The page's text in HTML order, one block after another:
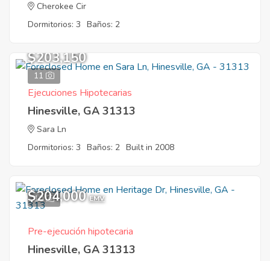
Cherokee Cir
Dormitorios: 3 Baños: 2
11
$203,150
Ejecuciones Hipotecarias
Hinesville, GA 31313
Sara Ln
Dormitorios: 3 Baños: 2 Built in 2008
10
$204,000 EMV
Pre-ejecución hipotecaria
Hinesville, GA 31313